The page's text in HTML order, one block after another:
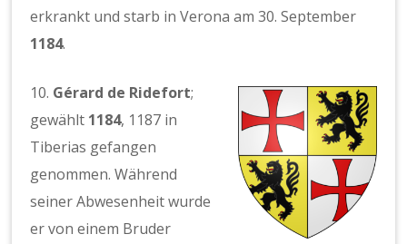
erkrankt und starb in Verona am 30. September
1184.
10. Gérard de Ridefort;
gewählt 1184, 1187 in
Tiberias gefangen
genommen. Während
seiner Abwesenheit wurde
er von einem Bruder